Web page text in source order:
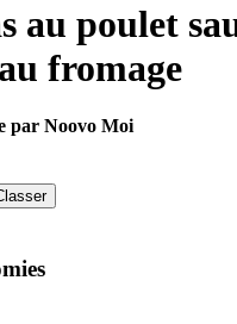
au poulet
fromage
par Noovo Moi